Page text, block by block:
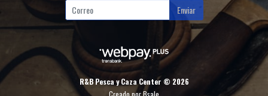
Enviar
R&B Pesca y Caza Center © 2026